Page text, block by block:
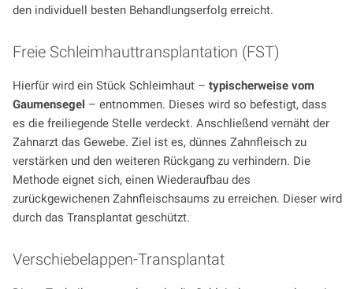
den individuell besten Behandlungserfolg erreicht.
Freie Schleimhauttransplantation (FST)
Hierfür wird ein Stück Schleimhaut – typischerweise vom
Gaumensegel – entnommen. Dieses wird so befestigt, dass
es die freiliegende Stelle verdeckt. Anschließend vernäht der
Zahnarzt das Gewebe. Ziel ist es, dünnes Zahnfleisch zu
verstärken und den weiteren Rückgang zu verhindern. Die
Methode eignet sich, einen Wiederaufbau des
zurückgewichenen Zahnfleischsaums zu erreichen. Dieser wird
durch das Transplantat geschützt.
Verschiebelappen-Transplantat